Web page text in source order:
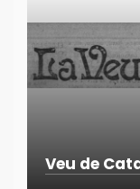
Veu de